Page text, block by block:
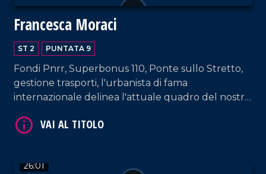
Francesca Moraci
ST 2 PUNTATA 9
Fondi Pnrr, Superbonus 110, Ponte sullo Stretto,
gestione trasporti, l'urbanista di fama
internazionale delinea l'attuale quadro del nostro
26:01